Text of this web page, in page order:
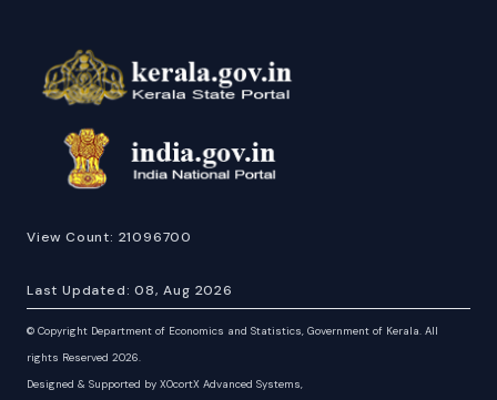
View Count: 21096700
Last Updated:08, Aug 2026
© Copyright Department of Economics and Statistics, Government of Kerala. All
rights Reserved 2026.
Designed & Supported by XOcortX Advanced Systems,